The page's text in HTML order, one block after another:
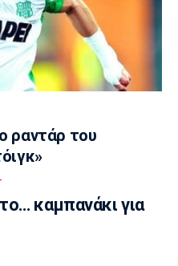
Κ20: Η Ρούσου
μετάλλιο στα 800 μ.
για Καντιού και
σε Αττική
ραντάρ του
καμπανάκι για